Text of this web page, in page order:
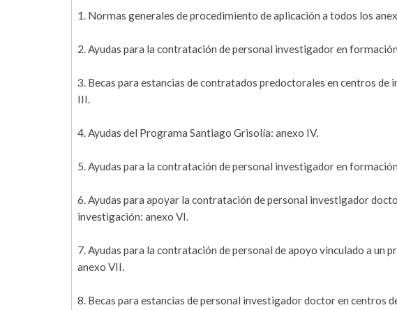
1. Normas generales de procedimiento de aplicación a todos los
2. Ayudas para la contratación de personal investigador en
3. Becas para estancias de contratados predoctorales en centros
III.
4. Ayudas del Programa Santiago Grisolía: anexo IV.
5. Ayudas para la contratación de personal investigador en
6. Ayudas para apoyar la contratación de personal investigador
investigación: anexo VI.
7. Ayudas para la contratación de personal de apoyo vinculado a
anexo VII.
8. Becas para estancias de personal investigador doctor en centros